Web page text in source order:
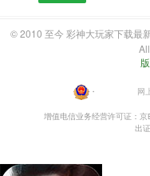
© 2010 至今 彩神大玩家下载最
・ 网
增值电信业务经营许可证：京
出